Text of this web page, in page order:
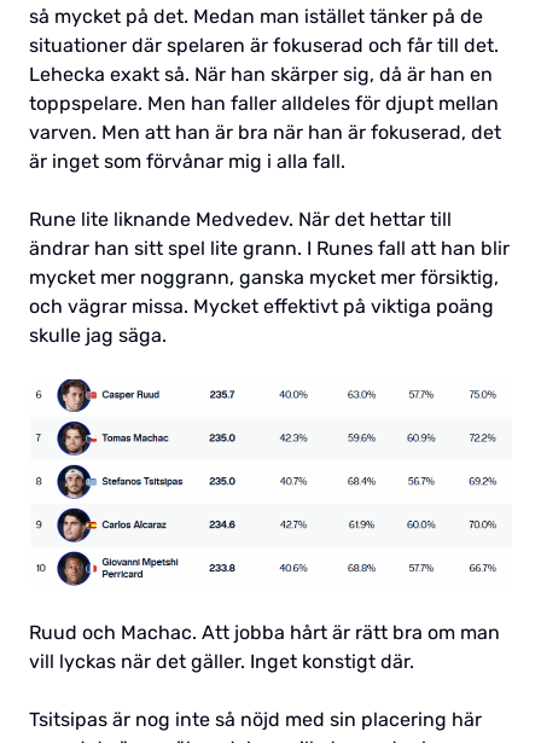
så mycket på det. Medan man istället tänker på de
situationer där spelaren är fokuserad och får till det.
Lehecka exakt så. När han skärper sig, då är han en
toppspelare. Men han faller alldeles för djupt mellan
varven. Men att han är bra när han är fokuserad, det
är inget som förvånar mig i alla fall.
Rune lite liknande Medvedev. När det hettar till
ändrar han sitt spel lite grann. I Runes fall att han blir
mycket mer noggrann, ganska mycket mer försiktig,
och vägrar missa. Mycket effektivt på viktiga poäng
skulle jag säga.
Ruud och Machac. Att jobba hårt är rätt bra om man
vill lyckas när det gäller. Inget konstigt där.
Tsitsipas är nog inte så nöjd med sin placering här